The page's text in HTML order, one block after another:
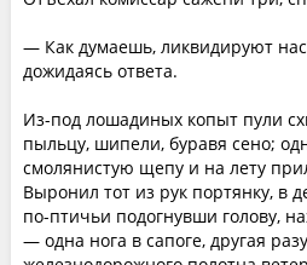
— Как думаешь, ликвидируют
дожидаясь ответа.
Из-под лошадиных копыт пули
пыльцу, шипели, буравя сено;
смолянистую щепу и на лету
Выронил тот из рук портянку, в
по-птичьи подогнувши голову,
— одна нога в сапоге, другая